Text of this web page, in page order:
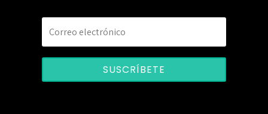
SUSCRÍBETE